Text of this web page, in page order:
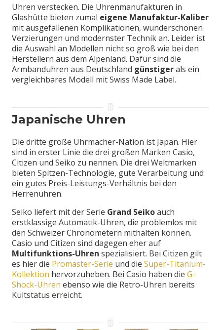
Uhren verstecken. Die Uhrenmanufakturen in
Glashütte bieten zumal eigene Manufaktur-Kaliber
mit ausgefallenen Komplikationen, wunderschönen
Verzierungen und modernster Technik an. Leider ist
die Auswahl an Modellen nicht so groß wie bei den
Herstellern aus dem Alpenland. Dafür sind die
Armbanduhren aus Deutschland günstigerals ein
vergleichbares Modell mit Swiss Made Label.
Japanische Uhren
Die dritte große Uhrmacher-Nation ist Japan. Hier
sind in erster Linie die drei großen Marken Casio,
Citizen und Seiko zu nennen. Die drei Weltmarken
bieten Spitzen-Technologie, gute Verarbeitung und
ein gutes Preis-Leistungs-Verhältnis bei den
Herrenuhren.
Seiko liefert mit der Serie Grand Seikoauch
erstklassige Automatik-Uhren, die problemlos mit
den Schweizer Chronometern mithalten können.
Casio und Citizen sind dagegen eher auf
Multifunktions-Uhren spezialisiert. Bei Citizen gilt
es hier die Promaster-Serie und die Super-Titanium-
Kollektion hervorzuheben. Bei Casio haben die G-
Shock-Uhren ebenso wie die Retro-Uhren bereits
Kultstatus erreicht.